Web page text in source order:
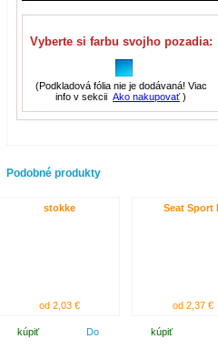
Vyberte si farbu svojho pozadia:
(Podkladová fólia nie je dodávaná! Viac
info v sekcii Ako nakupovať )
Podobné produkty
stokke
od 2,03 €
kúpiť
Do
Seat Sport
od 2,37 €
kúpiť